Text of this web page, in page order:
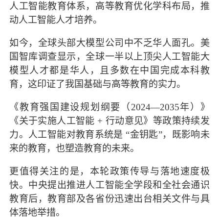
人工智能教育体系，高等教育优化学科布局，推
动人工智能人才培养。
如今，全球头部大模型公司中不乏华人面孔。美
国智库调查显示，全球一半以上顶尖人工智能大
模型人才都是华人，且多数在中国完成本科教
育，这印证了我国基础与高等教育的实力。
《教育强国建设规划纲要（2024—2035年）》
《关于实施人工智能 + 行动意见》等政策持续发
力。人工智能对教育系统是 “金钥匙”，既影响未
来的教育，也塑造教育的未来。
更值得关注的是，本轮政策传导与落地速度极
快。中央提出推进人工智能全学段和全社会通识
教育后，教育部及各省份迅速出台相关文件与具
体落地举措。